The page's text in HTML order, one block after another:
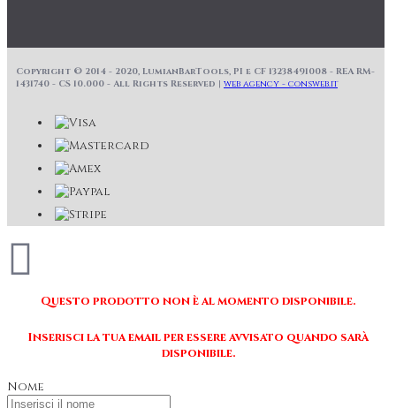
Copyright © 2014 - 2020, LumianBarTools, PI e CF 13238491008 - REA RM-
1431740 - CS 10.000 - All Rights Reserved | web agency - consweb.it
Questo prodotto non è al momento disponibile.
Inserisci la tua email per essere avvisato quando sarà
disponibile.
Nome